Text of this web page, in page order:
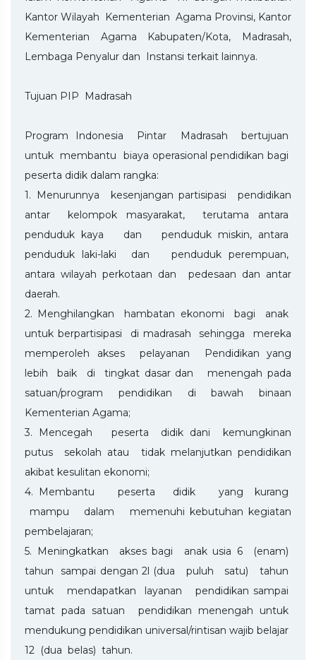
Kantor Wilayah Kementerian Agama Provinsi, Kantor
Kementerian Agama Kabupaten/Kota, Madrasah,
Lembaga Penyalur dan Instansi terkait lainnya.
Tujuan PIP Madrasah
Program Indonesia Pintar Madrasah bertujuan
untuk membantu biaya operasional pendidikan bagi
peserta didik dalam rangka:
1. Menurunnya kesenjangan partisipasi pendidikan
antar kelompok masyarakat, terutama antara
penduduk kaya dan penduduk miskin, antara
penduduk laki-laki dan penduduk perempuan,
antara wilayah perkotaan dan pedesaan dan antar
daerah.
2. Menghilangkan hambatan ekonomi bagi anak
untuk berpartisipasi di madrasah sehingga mereka
memperoleh akses pelayanan Pendidikan yang
lebih baik di tingkat dasar dan menengah pada
satuan/program pendidikan di bawah binaan
Kementerian Agama;
3. Mencegah peserta didik dani kemungkinan
putus sekolah atau tidak melanjutkan pendidikan
akibat kesulitan ekonomi;
4. Membantu peserta didik yang kurang
mampu dalam memenuhi kebutuhan kegiatan
pembelajaran;
5. Meningkatkan akses bagi anak usia 6 (enam)
tahun sampai dengan 2l (dua puluh satu) tahun
untuk mendapatkan layanan pendidikan sampai
tamat pada satuan pendidikan menengah untuk
mendukung pendidikan universal/rintisan wajib belajar
12 (dua belas) tahun.